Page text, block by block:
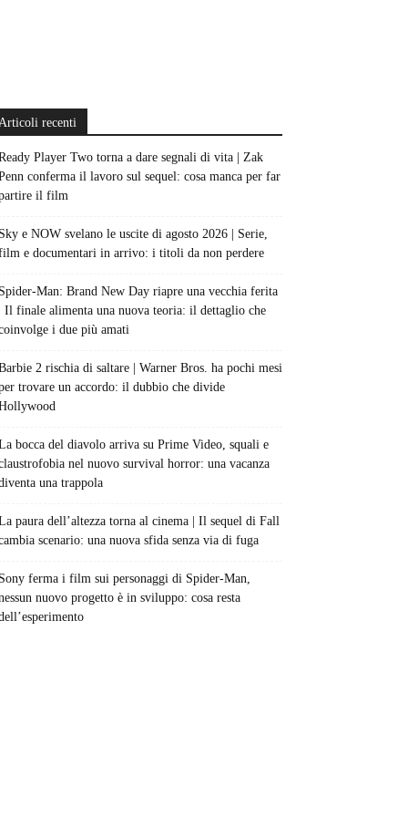
recenti
Player Two torna a dare segnali di vita | Zak
conferma il lavoro sul sequel: cosa manca per far
il film
e NOW svelano le uscite di agosto 2026 | Serie,
e documentari in arrivo: i titoli da non perdere
Man: Brand New Day riapre una vecchia ferita
Il finale alimenta una nuova teoria: il dettaglio che
i due più amati
2 rischia di saltare | Warner Bros. ha pochi mesi
trovare un accordo: il dubbio che divide
bocca del diavolo arriva su Prime Video, squali e
nel nuovo survival horror: una vacanza
una trappola
paura dell’altezza torna al cinema | Il sequel di Fall
scenario: una nuova sfida senza via di fuga
ferma i film sui personaggi di Spider-Man,
nuovo progetto è in sviluppo: cosa resta